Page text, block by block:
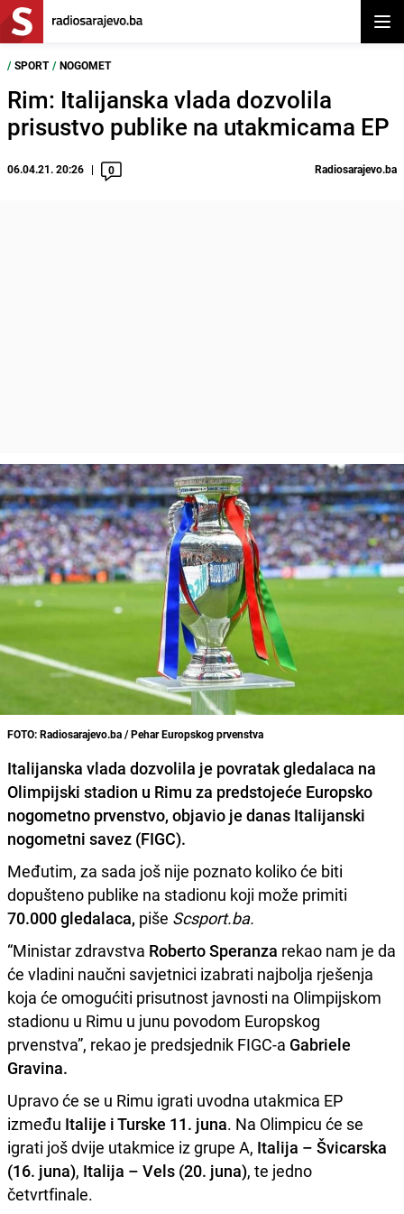
/ SPORT / NOGOMET
Rim: Italijanska vlada dozvolila
prisustvo publike na utakmicama EP
06.04.21. 20:26 0 Radiosarajevo.ba
FOTO: Radiosarajevo.ba / Pehar Europskog prvenstva
Italijanska vlada dozvolila je povratak gledalaca na
Olimpijski stadion u Rimu za predstojeće Europsko
nogometno prvenstvo, objavio je danas Italijanski
nogometni savez (FIGC).
Međutim, za sada još nije poznato koliko će biti
dopušteno publike na stadionu koji može primiti
70.000 gledalaca, piše Scsport.ba.
“Ministar zdravstva Roberto Speranza rekao nam je da
će vladini naučni savjetnici izabrati najbolja rješenja
koja će omogućiti prisutnost javnosti na Olimpijskom
stadionu u Rimu u junu povodom Europskog
prvenstva”, rekao je predsjednik FIGC-a Gabriele
Gravina.
Upravo će se u Rimu igrati uvodna utakmica EP
između Italije i Turske 11. juna. Na Olimpicu će se
igrati još dvije utakmice iz grupe A, Italija – Švicarska
(16. juna), Italija – Vels (20. juna), te jedno
četvrtfinale.